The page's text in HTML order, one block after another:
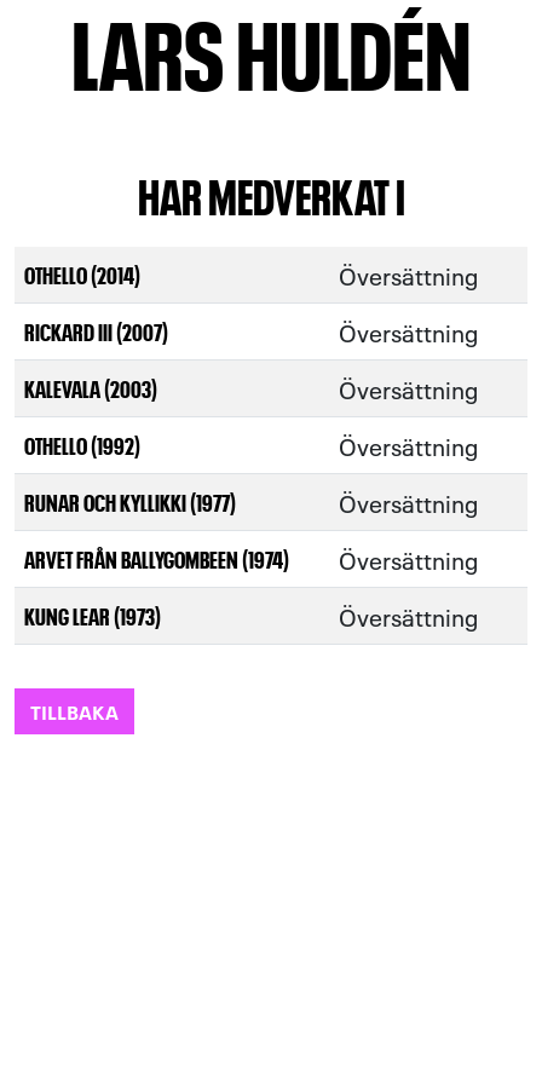
LARS HULDÉN
HAR MEDVERKAT I
OTHELLO (2014) Översättning
RICKARD III (2007) Översättning
KALEVALA (2003) Översättning
OTHELLO (1992) Översättning
RUNAR OCH KYLLIKKI (1977) Översättning
ARVET FRÅN BALLYGOMBEEN (1974) Översättning
KUNG LEAR (1973) Översättning
TILLBAKA